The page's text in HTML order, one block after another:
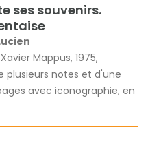
ses souvenirs.
Mappus, 1975,
notes et d'une
avec iconographie, en